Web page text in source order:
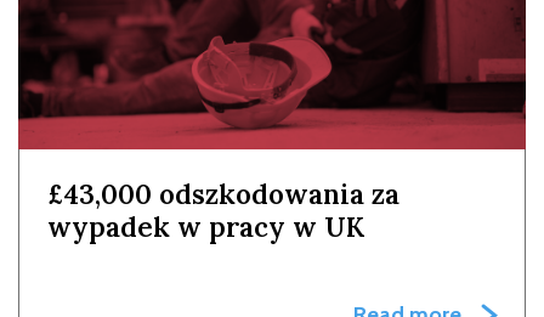
£43,000 odszkodowania za
wypadek w pracy w UK